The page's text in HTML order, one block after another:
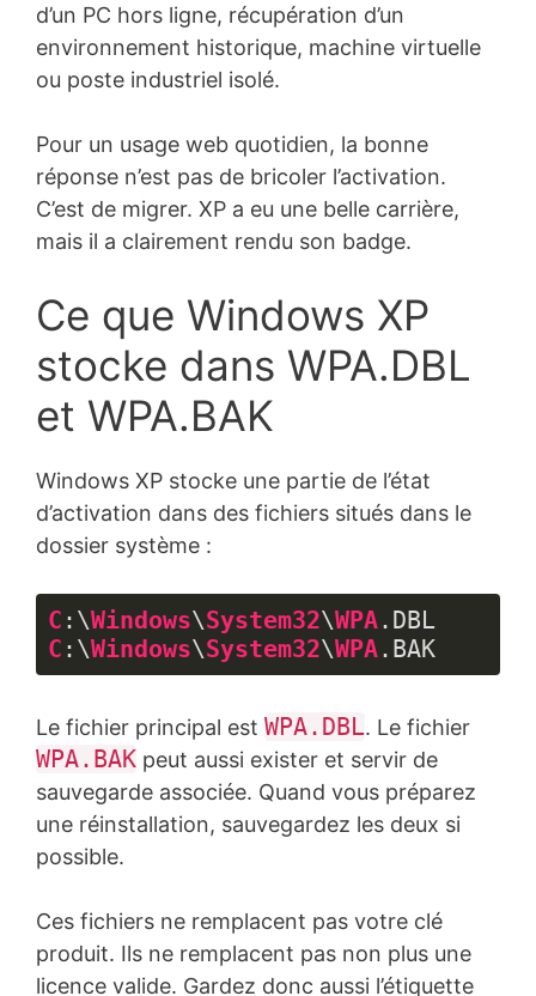
d’un PC hors ligne, récupération d’un
environnement historique, machine virtuelle
ou poste industriel isolé.
Pour un usage web quotidien, la bonne
réponse n’est pas de bricoler l’activation.
C’est de migrer. XP a eu une belle carrière,
mais il a clairement rendu son badge.
Ce que Windows XP
stocke dans WPA.DBL
et WPA.BAK
Windows XP stocke une partie de l’état
d’activation dans des fichiers situés dans le
dossier système :
C :\Windows\System32\WPA.DBL
C :\Windows\System32\WPA.BAK
code :
CSS
(css)
Le fichier principal est WPA.DBL. Le fichier
WPA.BAK peut aussi exister et servir de
sauvegarde associée. Quand vous préparez
une réinstallation, sauvegardez les deux si
possible.
Ces fichiers ne remplacent pas votre clé
produit. Ils ne remplacent pas non plus une
licence valide. Gardez donc aussi l’étiquette